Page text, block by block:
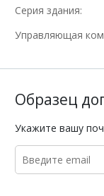
Серия здания:
Управляющая
Образец
Укажите вашу